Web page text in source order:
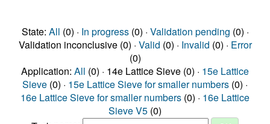
State: All (0) · In progress(0) · Validation pending (0) ·
Validation inconclusive (0) · Valid (0) · Invalid (0) · Error
(0)
Application: All (0) · 14e Lattice Sieve (0) · 15e Lattice
Sieve (0) · 15e Lattice Sieve for smaller numbers (0) ·
16e Lattice Sieve for smaller numbers (0) · 16e Lattice
Sieve V5 (0)